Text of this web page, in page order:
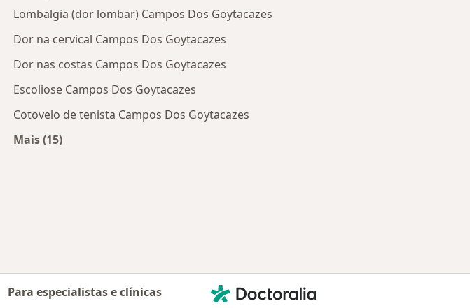
Lombalgia (dor lombar) Campos Dos Goytacazes
Dor na cervical Campos Dos Goytacazes
Dor nas costas Campos Dos Goytacazes
Escoliose Campos Dos Goytacazes
Cotovelo de tenista Campos Dos Goytacazes
Mais (15)
cidade
Para especialistas e clínicas
Contato
Doctoralia - Homepage